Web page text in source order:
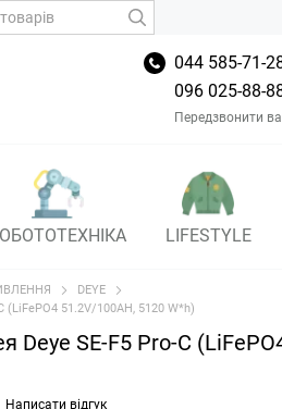
044 585-71-
096 025-88-
Передзвонити
LIFESTYLE
DEYE
(LiFePO4 51.2V/100AH, 5120 W*h)
Deye SE-F5 Pro-C
Написати відгук